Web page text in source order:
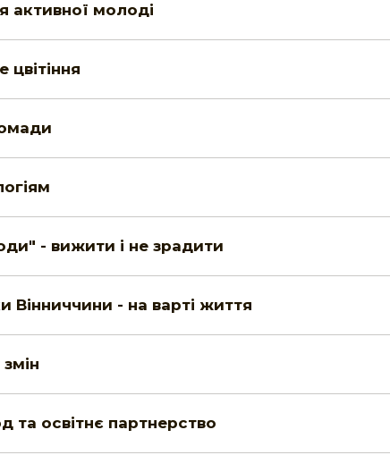
активної молоді
цвітіння
- вижити і не зрадити
Вінниччини - на варті життя
та освітнє партнерство